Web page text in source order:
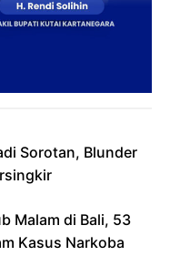
Sorotan, Blunder
Malam di Bali, 53
Kasus Narkoba